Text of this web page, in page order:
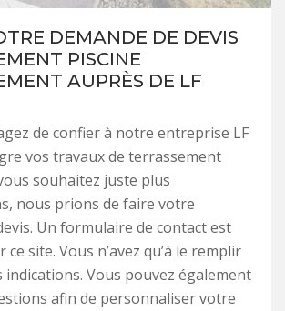
DEMANDE DE DEVIS
PISCINE
AUPRÈS DE LF
de confier à notre entreprise LF
vos travaux de terrassement
souhaitez juste plus
nous prions de faire votre
Un formulaire de contact est
site. Vous n’avez qu’à le remplir
indications. Vous pouvez également
afin de personnaliser votre